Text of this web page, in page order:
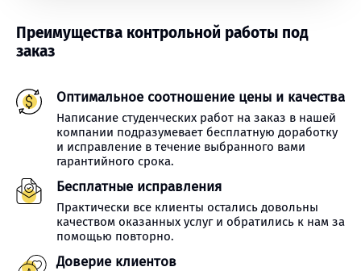
Преимущества контрольной работы под
заказ
Оптимальное соотношение цены и качества
Написание студенческих работ на заказ в нашей
компании подразумевает бесплатную доработку
и исправление в течение выбранного вами
гарантийного срока.
Бесплатные исправления
Практически все клиенты остались довольны
качеством оказанных услуг и обратились к нам за
помощью повторно.
Доверие клиентов